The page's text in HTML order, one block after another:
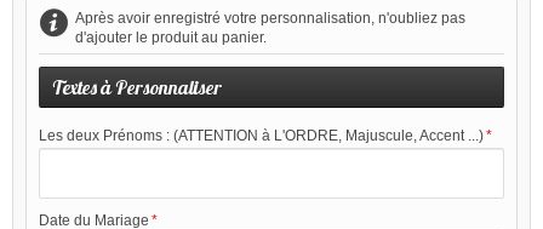
Après avoir enregistré votre personnalisation, n'oubliez pas
d'ajouter le produit au panier.
Textes à Personnaliser
Les deux Prénoms : (ATTENTION à L'ORDRE, Majuscule, Accent ...)*
Date du Mariage *